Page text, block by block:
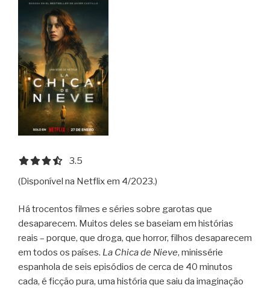
3.5 out of 5.0 stars
3.5
(Disponível na Netflix em 4/2023.)
Há trocentos filmes e séries sobre garotas que
desaparecem. Muitos deles se baseiam em histórias
reais – porque, que droga, que horror, filhos desaparecem
em todos os países. La Chica de Nieve, minissérie
espanhola de seis episódios de cerca de 40 minutos
cada, é ficção pura, uma história que saiu da imaginação